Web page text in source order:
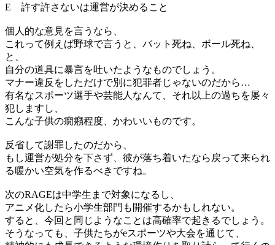
E 許す許さないは運営が決めること
個人的な意見を言うなら、
これって例えば野球で言うと、バット死ね、ボール死ね、
と、
自分の道具に暴言を吐いたようなものでしょう。
マナー違反をしただけで別に犯罪者じゃないのだから…
有名なスポーツ選手や芸能人なんて、それ以上の過ちを屡々
犯しますし、
こんな子供の癇癪程度、かわいいものです。
反省して謝罪したのだから、
もし運営が処分を下さず、彼が落ち着いたなら戻って来られ
る暖かい空気を作るべきですね。
次のRAGEは中学生まで対象になるし、
アニメ化したら小学生部門も開催するかもしれない。
すると、今回と同じようなことは高確率で起きるでしょう。
そうなっても、子供たちがeスポーツや大会を通じて、